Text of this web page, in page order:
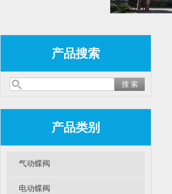
产品搜索
产品类别
气动蝶阀
电动蝶阀